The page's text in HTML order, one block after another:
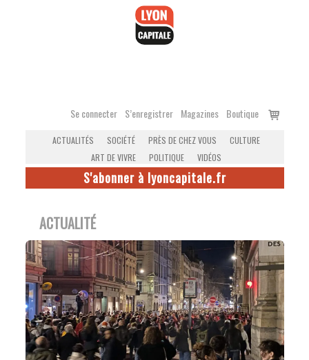
Se connecter S’enregistrer Magazines Boutique
Voir
ACTUALITÉS SOCIÉTÉ PRÈS DE CHEZ VOUS
CULTURE
ART DE VIVRE
POLITIQUE VIDÉOS
S'abonner à lyoncapitale.fr
ACTUALITÉ